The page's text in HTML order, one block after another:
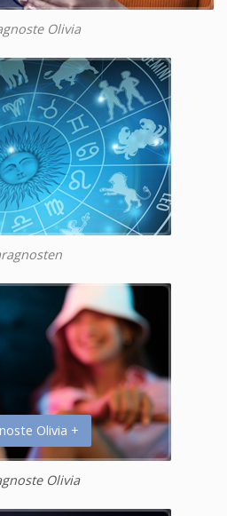
Olivia
Olivia +
Olivia